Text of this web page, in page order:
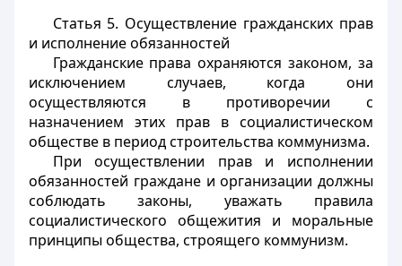
Статья 5. Осуществление гражданских прав
и исполнение обязанностей
Гражданские права охраняются законом, за
исключением случаев, когда они
осуществляются в противоречии с
назначением этих прав в социалистическом
обществе в период строительства коммунизма.
При осуществлении прав и исполнении
обязанностей граждане и организации должны
соблюдать законы, уважать правила
социалистического общежития и моральные
принципы общества, строящего коммунизм.